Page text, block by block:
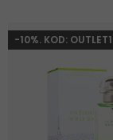
-10%. KOD: